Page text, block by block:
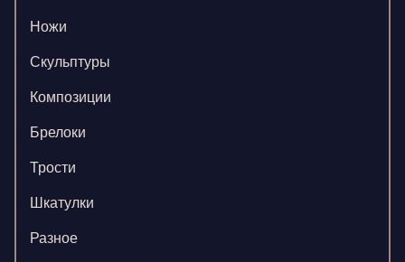
Ножи
Скульптуры
Композиции
Брелоки
Трости
Шкатулки
Разное